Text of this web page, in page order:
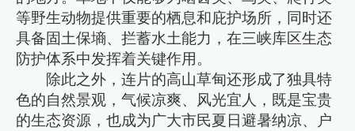
等野生动物提供重要的栖息和庇护场所，同时还
具备固土保墒、拦蓄水土能力，在三峡库区生态
防护体系中发挥着关键作用。
除此之外，连片的高山草甸还形成了独具特
色的自然景观，气候凉爽、风光宜人，既是宝贵
的生态资源，也成为广大市民夏日避暑纳凉、户